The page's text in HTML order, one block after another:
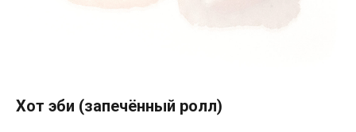
Хот эби (запечённый ролл)